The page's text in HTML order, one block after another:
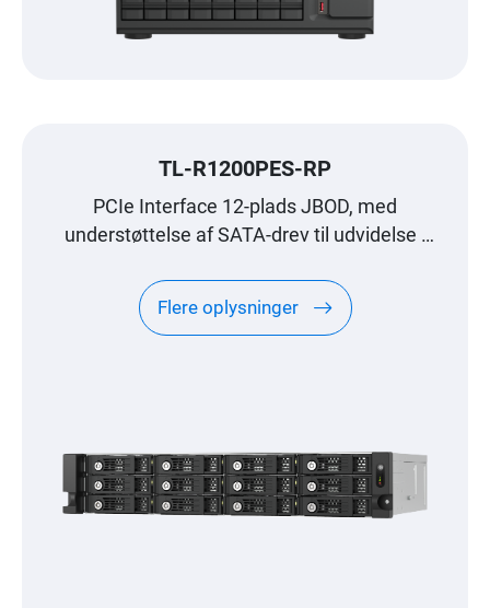
TL-R1200PES-RP
PCIe Interface 12-plads JBOD, med
understøttelse af SATA-drev til udvidelse i
Flere oplysninger